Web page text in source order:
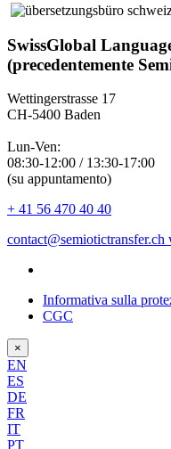
SwissGlobal
(precedentemente
Wettingerstrasse 17
CH-5400 Baden
Lun-Ven:
08:30-12:00 / 13:30-17:00
(su appuntamento)
+ 41 56 470 40 40
contact@semiotictransfer.ch
Informativa sulla
CGC
×
EN
ES
DE
FR
IT
PT